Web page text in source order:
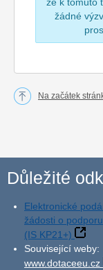
žádné
Na začátek
Důležité
Elektronické
žádosti o podporu
(IS KP21+)
Související weby:
www.dotaceeu.cz